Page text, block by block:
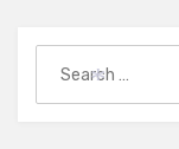
for:
*